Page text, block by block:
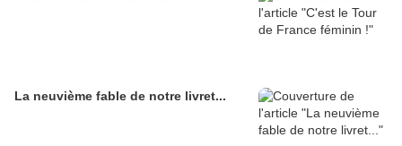
La neuvième fable de notre livret...